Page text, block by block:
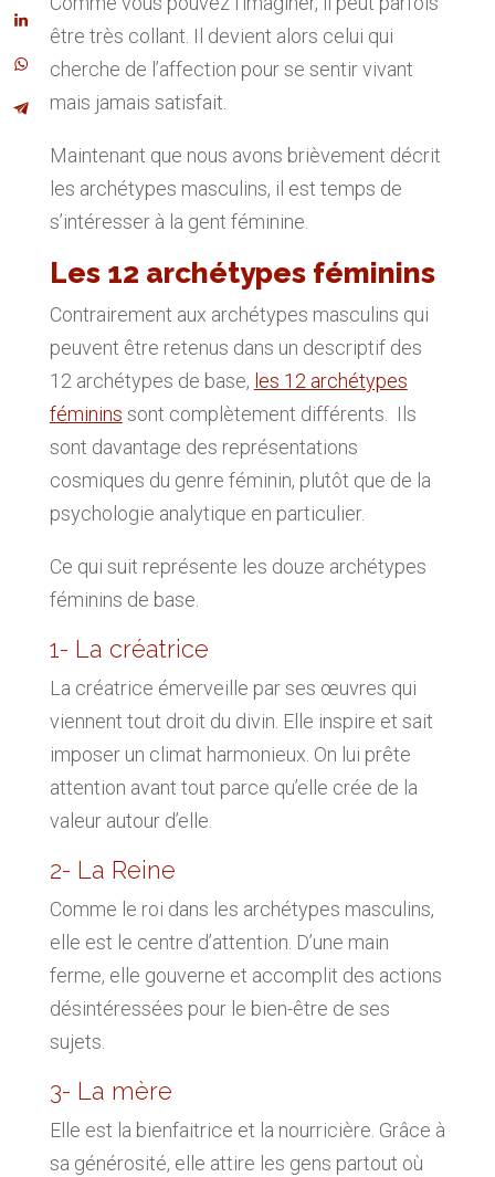
être très collant. Il devient alors celui qui
cherche de l’affection pour se sentir vivant
mais jamais satisfait.
Maintenant que nous avons brièvement décrit
les archétypes masculins, il est temps de
s’intéresser à la gent féminine.
Les 12 archétypes féminins
Contrairement aux archétypes masculins qui
peuvent être retenus dans un descriptif des
12 archétypes de base, les 12 archétypes
féminins sont complètement différents. Ils
sont davantage des représentations
cosmiques du genre féminin, plutôt que de la
psychologie analytique en particulier.
Ce qui suit représente les douze archétypes
féminins de base.
1- La créatrice
La créatrice émerveille par ses œuvres qui
viennent tout droit du divin. Elle inspire et sait
imposer un climat harmonieux. On lui prête
attention avant tout parce qu’elle crée de la
valeur autour d’elle.
2- La Reine
Comme le roi dans les archétypes masculins,
elle est le centre d’attention. D’une main
ferme, elle gouverne et accomplit des actions
désintéressées pour le bien-être de ses
sujets.
3- La mère
Elle est la bienfaitrice et la nourricière. Grâce à
sa générosité, elle attire les gens partout où